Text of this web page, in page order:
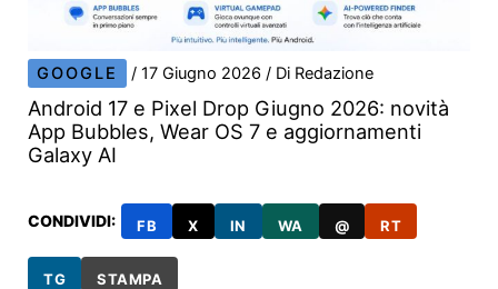
GOOGLE /17 Giugno 2026/ Di Redazione
Android 17 e Pixel Drop Giugno 2026: novità
App Bubbles, Wear OS 7 e aggiornamenti
Galaxy AI
CONDIVIDI: FB X IN WA @ RT
TG STAMPA